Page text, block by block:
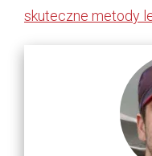
skuteczne metody